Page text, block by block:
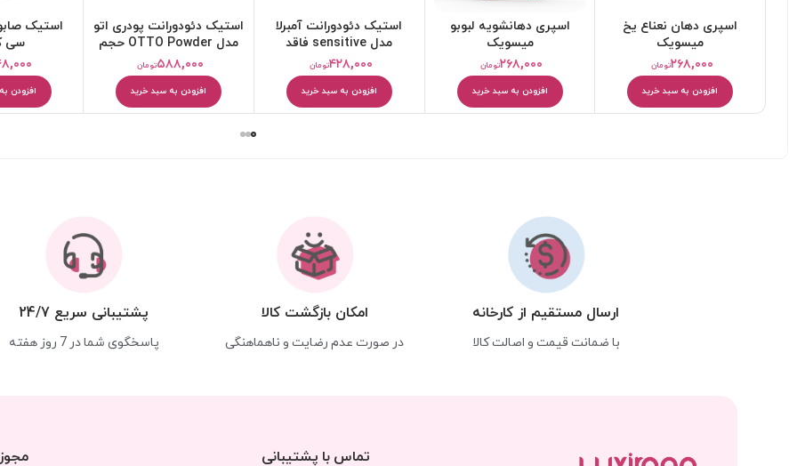
اسپری دهان نعناع یخ
میسویک
تومان۲۶۸,۰۰۰
افزودن به سبد خرید
اسپری دهانشویه لبوبو
میسویک
تومان۲۶۸,۰۰۰
افزودن به سبد خرید
استیک دئودورانت آمبرلا
مدل sensitive فاقد
لیتر
تومان۴۲۸,۰۰۰
افزودن به سبد خرید
استیک دئودورانت پودری اتو
مدل OTTO Powder حجم
40 میلی لیتر
تومان۵۸۸,۰۰۰
افزودن به سبد خرید
استیک
سی
افزودن
ارسال مستقیم از کارخانه
با ضمانت قیمت و اصالت کالا
امکان بازگشت کالا
در صورت عدم رضایت و ناهماهنگی
پشتیبانی سریع 24/7
پاسخگوی شما در 7 روز هفته
تماس با پشتیبانی